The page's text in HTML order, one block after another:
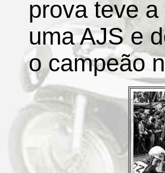
prova teve
uma AJS e
o campeão